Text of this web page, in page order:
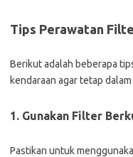
Tips Perawatan
Berikut adalah beberapa
kendaraan agar tetap
1. Gunakan Filter
Pastikan untuk